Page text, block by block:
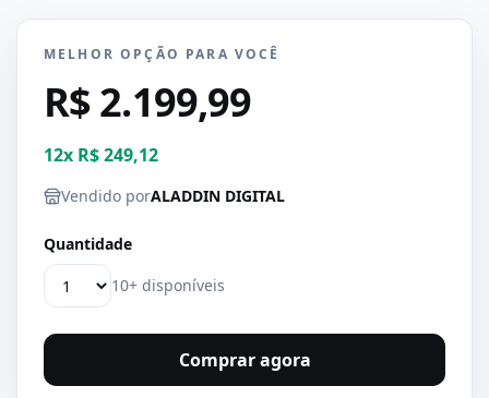
MELHOR OPÇÃO PARA VOCÊ
R$ 2.199,99
12x R$ 249,12
Vendido porALADDIN DIGITAL
Quantidade
10+ disponíveis
Comprar agora